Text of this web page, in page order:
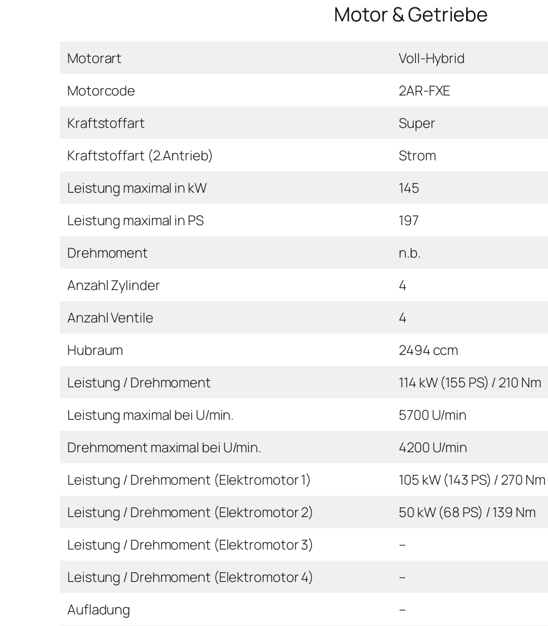
Motor & Getriebe
Motorart
Voll-Hybrid
Motorcode
2AR-FXE
Kraftstoffart
Super
Kraftstoffart (2.Antrieb)
Strom
Leistung maximal in kW
145
Leistung maximal in PS
197
Drehmoment
n.b.
Anzahl Zylinder
4
Anzahl Ventile
4
Hubraum
2494 ccm
Leistung / Drehmoment
114 kW (155 PS) / 210 Nm
Leistung maximal bei U/min.
5700 U/min
Drehmoment maximal bei U/min.
4200 U/min
Leistung / Drehmoment (Elektromotor 1)
105 kW (143 PS) / 270 Nm
Leistung / Drehmoment (Elektromotor 2)
50 kW (68 PS) / 139 Nm
Leistung / Drehmoment (Elektromotor 3)
–
Leistung / Drehmoment (Elektromotor 4)
–
Aufladung
–